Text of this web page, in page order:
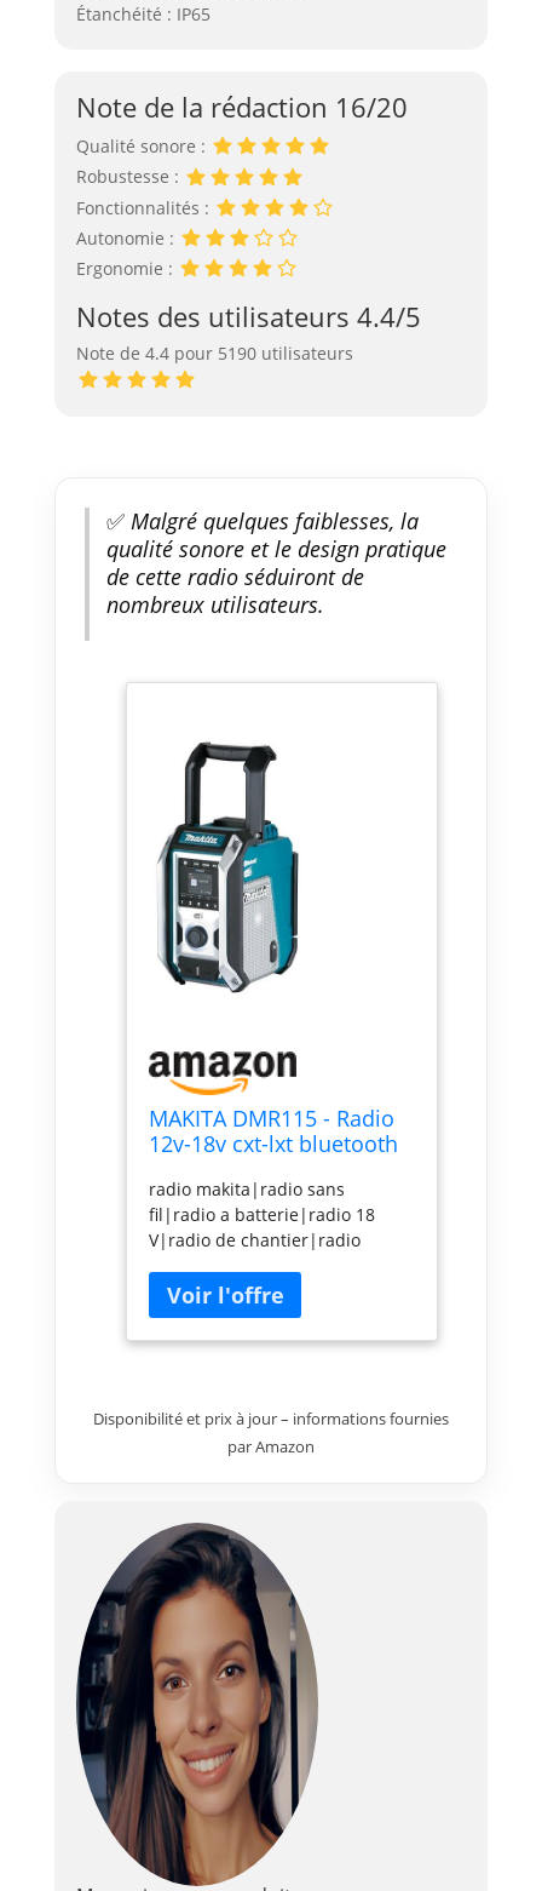
Étanchéité : IP65
Note de la rédaction 16/20
Qualité sonore :
Robustesse :
Fonctionnalités :
Autonomie :
Ergonomie :
Notes des utilisateurs 4.4/5
Note de 4.4 pour 5190 utilisateurs
✅Malgré quelques faiblesses, la
qualité sonore et le design pratique
de cette radio séduiront de
nombreux utilisateurs.
MAKITA DMR115 - Radio
12v-18v cxt-lxt bluetooth
radio makita|radio sans
fil|radio a batterie|radio 18
V|radio de chantier|radio
pas cher|radio robuste|achat
radio makita|DMR115|RAdio
DAB|Radio numérique|DAB
Disponibilité et prix à jour – informations fournies
par Amazon